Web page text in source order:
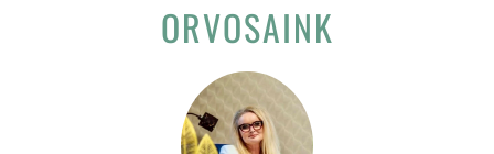
ORVOSAINK